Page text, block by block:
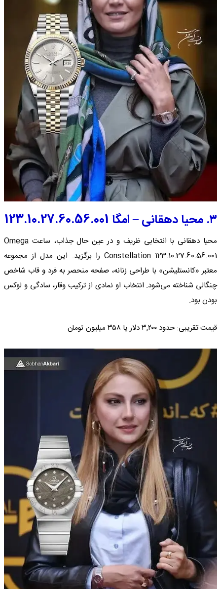
۳. محیا دهقانی – امگا 123.10.27.60.56.001
محیا دهقانی با انتخابی ظریف و در عین حال جذاب، ساعت Omega
Constellation 123.10.27.60.56.001 را برگزید. این مدل از مجموعه
معتبر «کانستلیشن» با طراحی زنانه، صفحه‌ منحصر به فرد و قاب شاخص
چنگالی شناخته می‌شود. انتخاب او نمادی از ترکیب وقار، سادگی و لوکس
بودن بود.
قیمت تقریبی: حدود ۳,۲۰۰ دلار یا ۳۵۸ میلیون تومان